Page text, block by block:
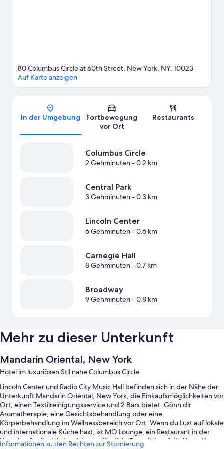
Karte
80 Columbus Circle at 60th Street, New York, NY, 10023
Auf Karte anzeigen
In der Umgebung
Fortbewegung
vor Ort
Restaurants
Columbus Circle
2 Gehminuten- 0.2 km
Central Park
3 Gehminuten- 0.3 km
Lincoln Center
6 Gehminuten- 0.6 km
Carnegie Hall
8 Gehminuten- 0.7 km
Broadway
9 Gehminuten- 0.8 km
Mehr zu dieser Unterkunft
Mandarin Oriental, New York
Hotel im luxuriösen Stil nahe Columbus Circle
Lincoln Center und Radio City Music Hall befinden sich in der Nähe der
Unterkunft Mandarin Oriental, New York, die Einkaufsmöglichkeiten vor
Ort, einen Textilreinigungsservice und 2 Bars bietet. Gönn dir
Aromatherapie, eine Gesichtsbehandlung oder eine
Körperbehandlung im Wellnessbereich vor Ort. Wenn du Lust auf lokale
und internationale Küche hast, ist MO Lounge, ein Restaurant in der
Unterkunft, die richtige Adresse für dich. Freu dich auf die Yoga-Kurse
Informationen zu den Rechten zur Stornierung